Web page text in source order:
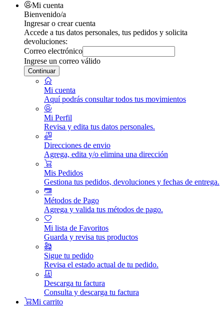
Mi cuenta
Bienvenido/a
Ingresar o crear cuenta
Accede a tus datos personales, tus pedidos y solicita
devoluciones:
Correo electrónico
Ingrese un correo válido
Continuar
Mi cuenta
Aquí podrás consultar todos tus movimientos
Mi Perfil
Revisa y edita tus datos personales.
Direcciones de envio
Agrega, edita y/o elimina una dirección
Mis Pedidos
Gestiona tus pedidos, devoluciones y fechas de entrega.
Métodos de Pago
Agrega y valida tus métodos de pago.
Mi lista de Favoritos
Guarda y revisa tus productos
Sigue tu pedido
Revisa el estado actual de tu pedido.
Descarga tu factura
Consulta y descarga tu factura
Mi carrito